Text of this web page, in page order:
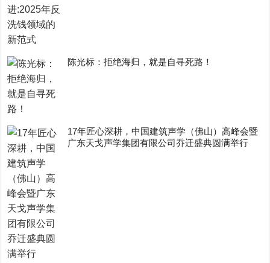
陈光标：拒绝海归，就是自寻死路！
17年匠心深耕，中国建筑声学（佛山）高峰会暨
广东天戈声学集团有限公司乔迁盛典圆满举行